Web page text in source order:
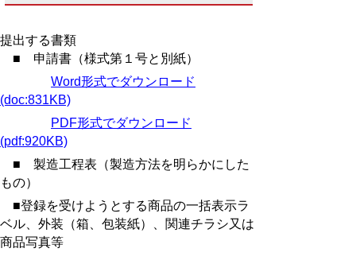
提出する書類
■ 申請書（様式第１号と別紙）
Word形式でダウンロード
(doc:831KB)
PDF形式でダウンロード
(pdf:920KB)
■ 製造工程表（製造方法を明らかにした
もの）
■登録を受けようとする商品の一括表示ラ
ベル、外装（箱、包装紙）、関連チラシ又は
商品写真等